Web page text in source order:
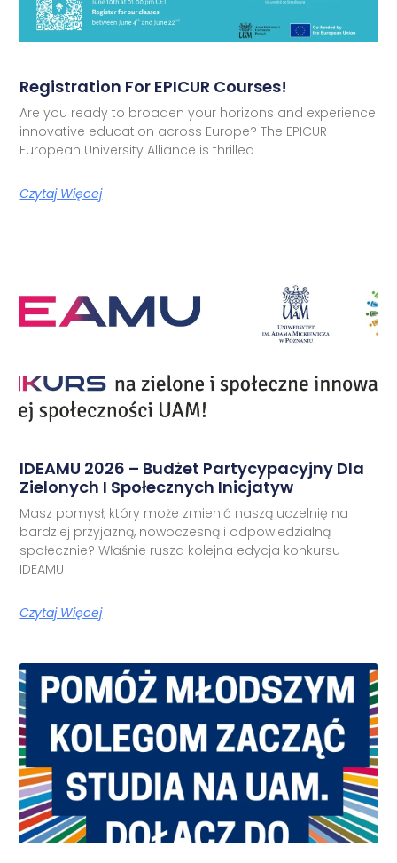
Registration For EPICUR Courses!
Are you ready to broaden your horizons and experience
innovative education across Europe? The EPICUR
European University Alliance is thrilled
Czytaj Więcej
IDEAMU 2026 – Budżet Partycypacyjny Dla
Zielonych I Społecznych Inicjatyw
Masz pomysł, który może zmienić naszą uczelnię na
bardziej przyjazną, nowoczesną i odpowiedzialną
społecznie? Właśnie rusza kolejna edycja konkursu
IDEAMU
Czytaj Więcej